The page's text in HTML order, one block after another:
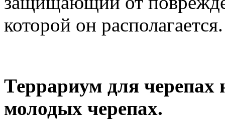
которой он располагается.
Террариум для черепах
молодых черепах.